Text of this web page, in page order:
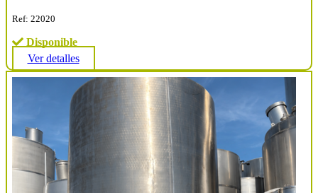
Ref: 22020
Disponible
Ver detalles